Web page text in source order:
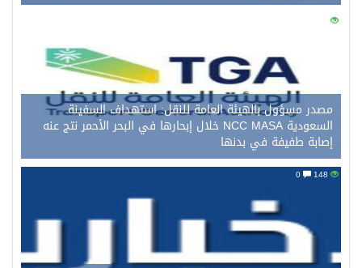
158
مصدر مسؤول بالهيئة العامة للنقل: استهداف السفينة
السعودية NCC MASA خلال إبحارها في البحر الأحمر نتج عنه
إصابة طفيفة في بدنها